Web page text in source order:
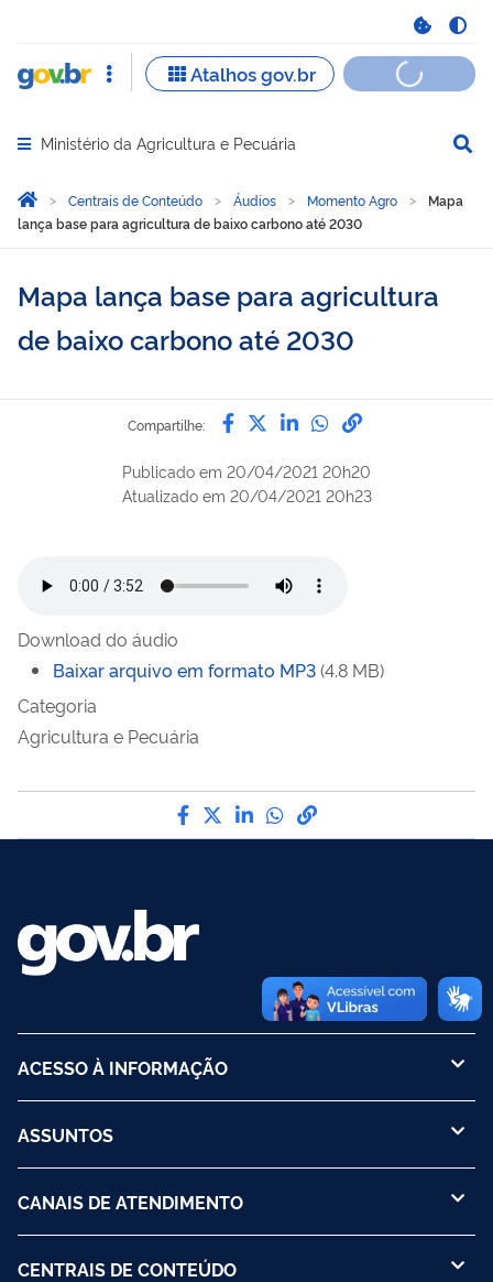
Abrir menu principal de navegação
Ministério da Agricultura e Pecuária
Você está aqui:
Página Inicial
Centrais de Conteúdo Áudios Momento Agro
Mapa
lança base para agricultura de baixo carbono até 2030
Mapa lança base para agricultura
de baixo carbono até 2030
Compartilhe: Compartilhe por Facebook
Compartilhe por Twitter
Compartilhe por
Compartilhe
link para
Publicado em 20/04/2021 20h20
Atualizado em 20/04/2021 20h23
Download do áudio
Baixar arquivo em formato MP3(4.8 MB)
Categoria
Agricultura e Pecuária
Compartilhe por Facebook
Compartilhe por Twitter
Compartilhe por
Compartilhe por
link para Copiar
ACESSO À INFORMAÇÃO
ASSUNTOS
CANAIS DE ATENDIMENTO
CENTRAIS DE CONTEÚDO